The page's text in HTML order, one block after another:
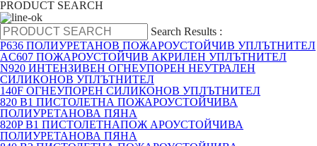
PRODUCT SEARCH
Search Results :
P636 ПОЛИУРЕТАНОВ ПОЖАРОУСТОЙЧИВ УПЛЪТНИТЕЛ
AC607 ПОЖАРОУСТОЙЧИВ АКРИЛЕН УПЛЪТНИТЕЛ
N920 ИНТЕНЗИВЕН ОГНЕУПОРЕН НЕУТРАЛЕН
СИЛИКОНОВ УПЛЪТНИТЕЛ
140F ОГНЕУПОРЕН СИЛИКОНОВ УПЛЪТНИТЕЛ
820 B1 ПИСТОЛЕТНА ПОЖАРОУСТОЙЧИВА
ПОЛИУРЕТАНОВА ПЯНА
820P B1 ПИСТОЛЕТНАПОЖ АРОУСТОЙЧИВА
ПОЛИУРЕТАНОВА ПЯНА